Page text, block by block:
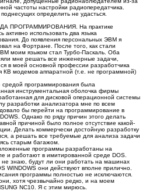
частоты настройки радиопередатчика.
определить не удасться.
ПРОГРАММИРОВАНИЯ. На практике
активно использовать два языка
До появления персональных ЭВМ я
на Фортране. После того, как стали
моим языком стал Турбо-Паскаль. Оба
мне решать все инженерные задачи,
в моей основной профессии разработчика
КВ модемов аппаратной (т.е. не программной)
средой программирования была
инструментальная оболочка фирмы
для дисковой операционной системы
разработки анализатора мне по всем
бы перейти на программирование в
Однако по ряду причин этого делать
причиной было полное отсутствие какой-
Делать коммерчески достойную разработку
а решать все требуемые для анализа задачи
старым багажом.
программы разработаны на
и работают в имитированной среде DOS.
знаю, будут ли они работать на машинах
WINDOWS они действуют вполне прилично.
программы полностью не исключаются.
хотя чрезвычайно редко, и на моем
NC10. Я с этим мирюсь.